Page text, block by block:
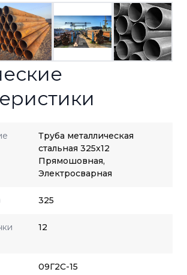
Труба металлическая
стальная 325x12
Прямошовная,
Электросварная
325
12
09Г2С-15